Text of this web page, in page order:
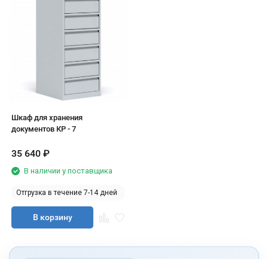
Шкаф для хранения
документов КР - 7
35 640 ₽
В наличии у поставщика
Отгрузка в течение 7-14 дней
В корзину